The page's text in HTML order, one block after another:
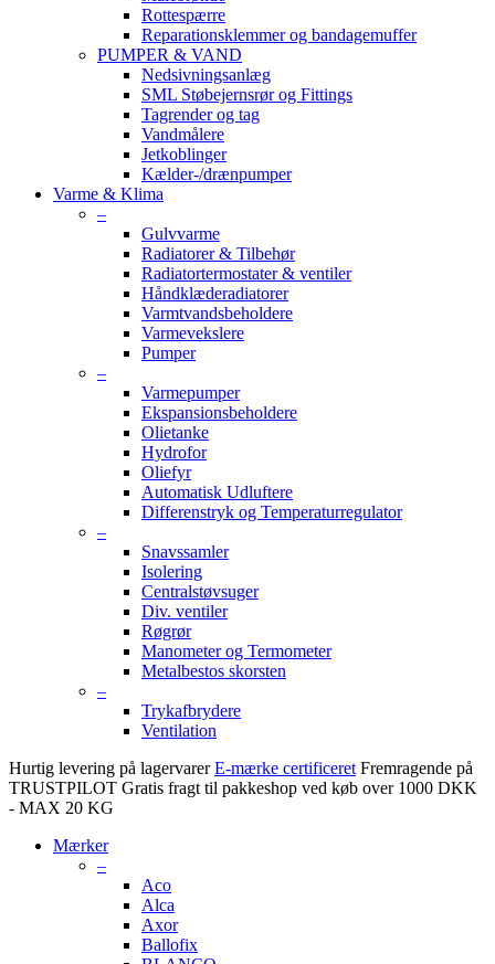
Rottespærre
Reparationsklemmer og bandagemuffer
PUMPER & VAND
Nedsivningsanlæg
SML Støbejernsrør og Fittings
Tagrender og tag
Vandmålere
Jetkoblinger
Kælder-/drænpumper
Varme & Klima
–
Gulvvarme
Radiatorer & Tilbehør
Radiatortermostater & ventiler
Håndklæderadiatorer
Varmtvandsbeholdere
Varmevekslere
Pumper
–
Varmepumper
Ekspansionsbeholdere
Olietanke
Hydrofor
Oliefyr
Automatisk Udluftere
Differenstryk og Temperaturregulator
–
Snavssamler
Isolering
Centralstøvsuger
Div. ventiler
Røgrør
Manometer og Termometer
Metalbestos skorsten
–
Trykafbrydere
Ventilation
Hurtig levering på lagervarer E-mærke certificeret Fremragende på
TRUSTPILOT Gratis fragt til pakkeshop ved køb over 1000 DKK
- MAX 20 KG
Mærker
–
Aco
Alca
Axor
Ballofix